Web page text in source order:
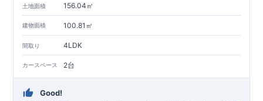
現地のご案内・資料請求 受付中
■完成済みにつき、
現地にてご確認いただけます。
まずはお気軽にお問い合わせください。
0120-44-1081
（9:30 18:30／火水曜休み）
土地面積 156.04㎡
建物面積 100.81㎡
間取り 4LDK
カースペース 2台
Good!